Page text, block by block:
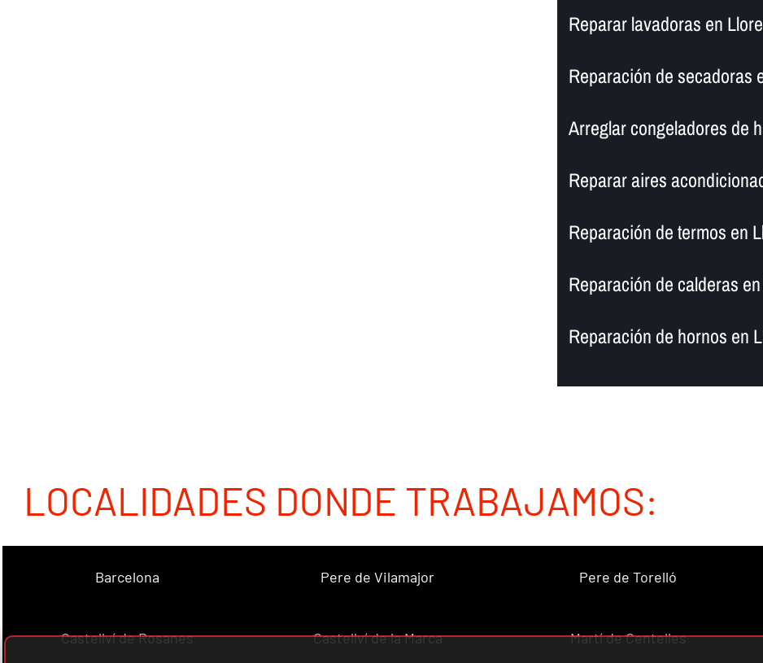
Reparar lavadoras en
Reparación de secadoras
Arreglar congeladores de
Reparar aires
Reparación de termos en
Reparación de calderas en
Reparación de hornos en
LOCALIDADES DONDE TRABAJAMOS:
Barcelona Pere de Vilamajor Pere de Torelló
Castellví de Rosanes Castellví de la Marca Martí de Centelles